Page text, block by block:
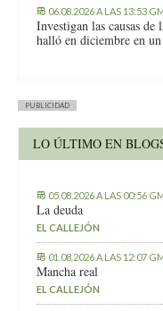
06.08.2026 A LAS 13:53
Investigan las causas
halló en diciembre en
PUBLICIDAD
LO ÚLTIMO EN
05.08.2026 A LAS 00:56
La deuda
EL CALLEJÓN
01.08.2026 A LAS 12:07
Mancha real
EL CALLEJÓN